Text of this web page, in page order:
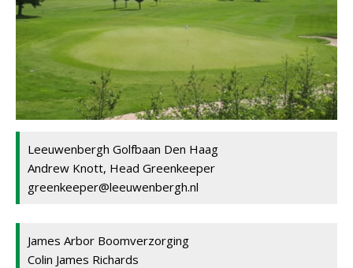
Leeuwenbergh Golfbaan Den Haag
Andrew Knott, Head Greenkeeper
greenkeeper@leeuwenbergh.nl
James Arbor Boomverzorging
Colin James Richards